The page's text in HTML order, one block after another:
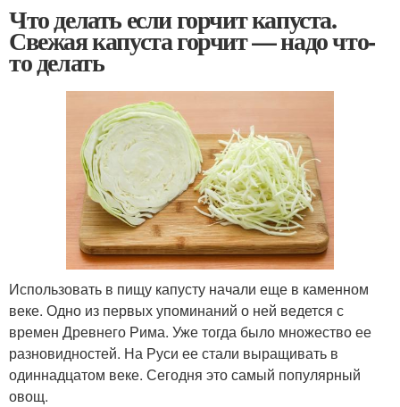
Что делать если горчит капуста.
Свежая капуста горчит — надо что-
то делать
Использовать в пищу капусту начали еще в каменном
веке. Одно из первых упоминаний о ней ведется с
времен Древнего Рима. Уже тогда было множество ее
разновидностей. На Руси ее стали выращивать в
одиннадцатом веке. Сегодня это самый популярный
овощ.